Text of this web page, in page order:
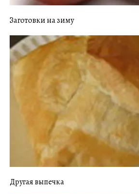
Заготовки на зиму
Другая выпечка